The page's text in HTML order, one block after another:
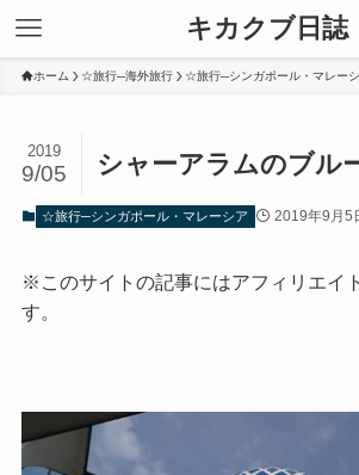
キカクブ日誌
ホーム ☆旅行─海外旅行 ☆旅行─シンガポール・マレー
シャーアラムのブル
2019
9/05
☆旅行─シンガポール・マレーシア 2019年9月5
※このサイトの記事にはアフィリエイ
す。